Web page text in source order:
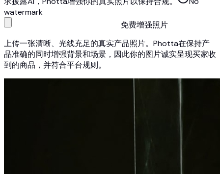
watermark
免费增强照片
上传一张清晰、光线充足的真实产品照片。Photta在保持产
品准确的同时增强背景和场景，因此你的图片诚实呈现买家收
到的商品，并符合平台规则。